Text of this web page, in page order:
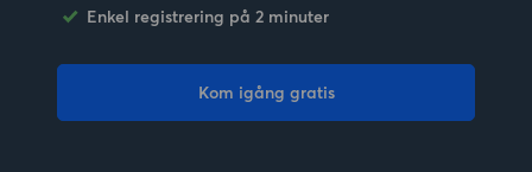
Enkel registrering på 2 minuter
Kom igång gratis